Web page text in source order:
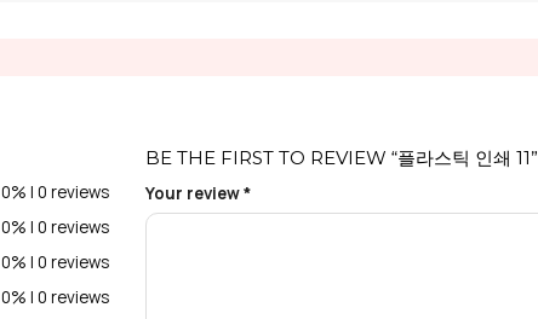
0% | 0 reviews
0% | 0 reviews
0% | 0 reviews
0% | 0 reviews
BE THE FIRST TO REVIEW “플라스틱 인쇄 11”
Your review*